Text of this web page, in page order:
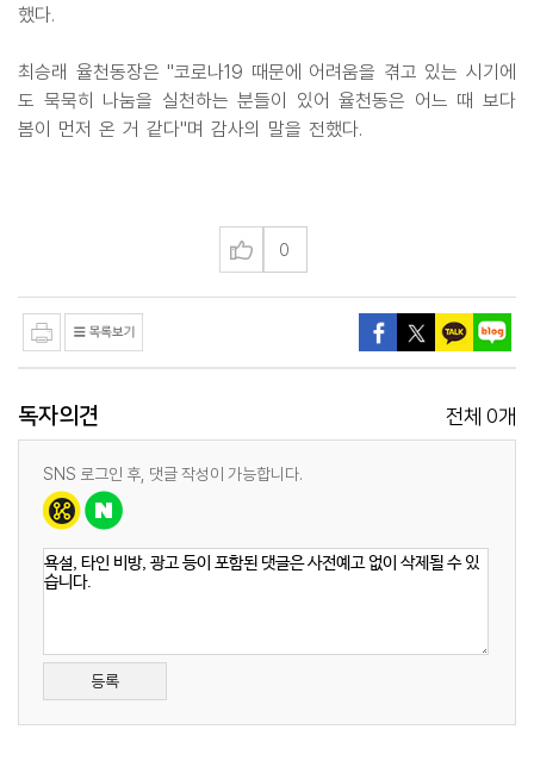
했다.
최승래 율천동장은 "코로나19 때문에 어려움을 겪고 있는 시기에
도 묵묵히 나눔을 실천하는 분들이 있어 율천동은 어느 때 보다
봄이 먼저 온 거 같다"며 감사의 말을 전했다.
0
독자의견 전체 0개
SNS 로그인 후, 댓글 작성이 가능합니다.
등록